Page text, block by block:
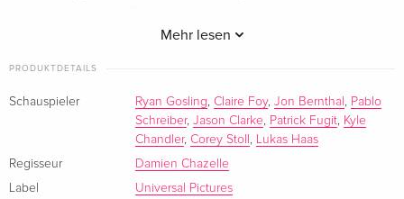
Englisch · US Version
Französisch
Mehr lesen
Raumfahrtprogramms zwischen 1961 und 1969.
PRODUKTDETAILS
Schauspieler Ryan Gosling, Claire Foy, Jon Bernthal , Pablo
Schreiber, Jason Clarke, Patrick Fugit, Kyle
Chandler, Corey Stoll , Lukas Haas
Regisseur
Damien Chazelle
Label
Universal Pictures